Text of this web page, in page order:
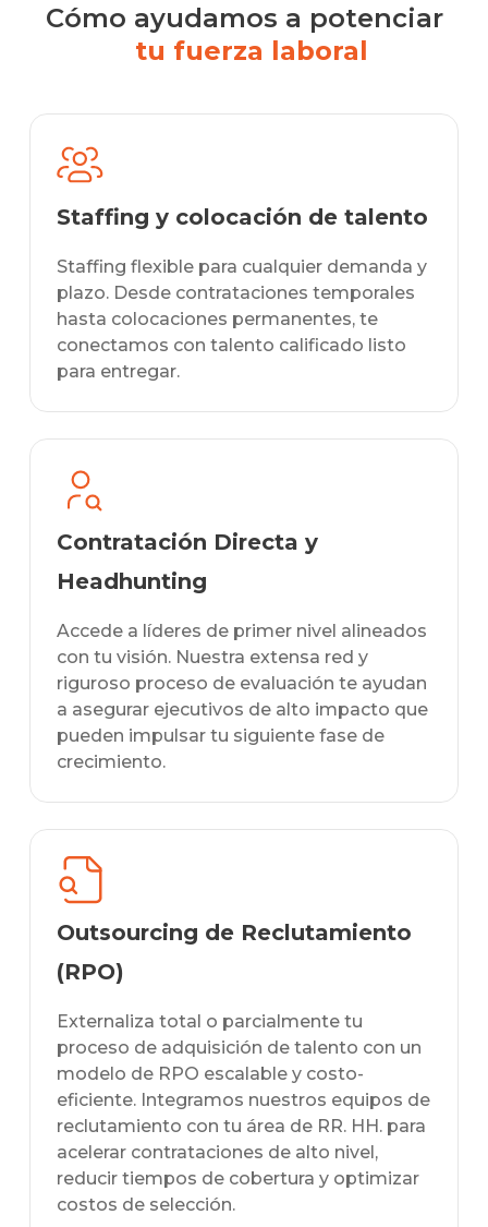
Cómo ayudamos a potenciar
tu fuerza laboral
Staffing y colocación de talento
Staffing flexible para cualquier demanda y
plazo. Desde contrataciones temporales
hasta colocaciones permanentes, te
conectamos con talento calificado listo
para entregar.
Contratación Directa y
Headhunting
Accede a líderes de primer nivel alineados
con tu visión. Nuestra extensa red y
riguroso proceso de evaluación te ayudan
a asegurar ejecutivos de alto impacto que
pueden impulsar tu siguiente fase de
crecimiento.
Outsourcing de Reclutamiento
(RPO)
Externaliza total o parcialmente tu
proceso de adquisición de talento con un
modelo de RPO escalable y costo-
eficiente. Integramos nuestros equipos de
reclutamiento con tu área de RR. HH. para
acelerar contrataciones de alto nivel,
reducir tiempos de cobertura y optimizar
costos de selección.